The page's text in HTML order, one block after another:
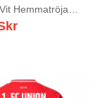
Hemmatröja
2025/26 Tröjor